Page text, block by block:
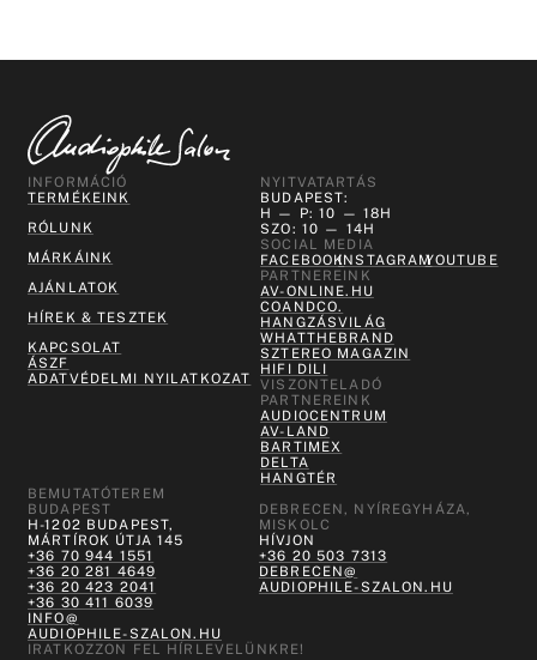
INFORMÁCIÓ
TERMÉKEINK
RÓLUNK
MÁRKÁINK
AJÁNLATOK
HÍREK & TESZTEK
KAPCSOLAT
ÁSZF
ADATVÉDELMI NYILATKOZAT
NYITVATARTÁS
BUDAPEST:
H — P: 10 — 18H
SZO: 10 — 14H
SOCIAL MEDIA
FACEBOOKINSTAGRAMYOUTUBE
PARTNEREINK
AV-ONLINE.HU
COANDCO.
HANGZÁSVILÁG
WHATTHEBRAND
SZTEREO MAGAZIN
HIFI DILI
VISZONTELADÓ
PARTNEREINK
AUDIOCENTRUM
AV-LAND
BARTIMEX
DELTA
HANGTÉR
BEMUTATÓTEREM
BUDAPEST
H-1202 BUDAPEST,
MÁRTÍROK ÚTJA 145
+36 70 944 1551
+36 20 281 4649
+36 20 423 2041
+36 30 411 6039
INFO@
AUDIOPHILE-SZALON.HU
DEBRECEN, NYÍREGYHÁZA,
MISKOLC
HÍVJON
+36 20 503 7313
DEBRECEN@
AUDIOPHILE-SZALON.HU
IRATKOZZON FEL HÍRLEVELÜNKRE!